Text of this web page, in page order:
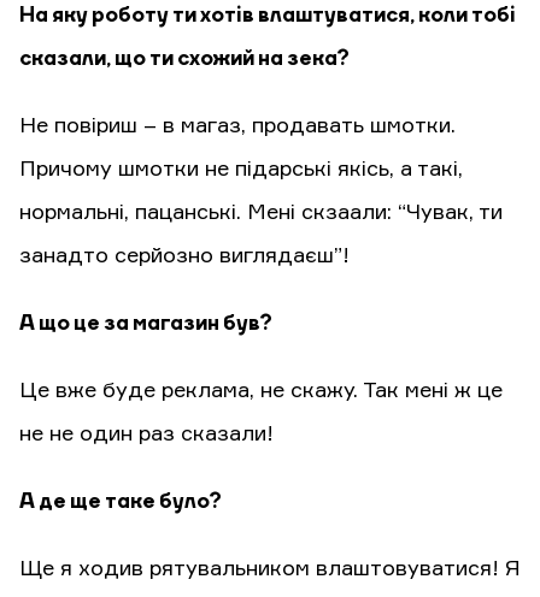
На яку роботу ти хотів влаштуватися, коли тобі
сказали, що ти схожий на зека?
Не повіриш – в магаз, продавать шмотки.
Причому шмотки не підарські якісь, а такі,
нормальні, пацанські. Мені скзаали: “Чувак, ти
занадто серйозно виглядаєш”!
А що це за магазин був?
Це вже буде реклама, не скажу. Так мені ж це
не не один раз сказали!
А де ще таке було?
Ще я ходив рятувальником влаштовуватися! Я